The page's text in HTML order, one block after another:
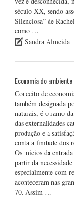
século XX, sendo
Silenciosa” de
como …
Sandra Almeida
Economia do ambiente
Conceito de
também designada
naturais, é o ramo
das externalidades
produção e a
conta a finitude dos
Os inícios da
partir da
especialmente com
aconteceram nas
70. Assim …